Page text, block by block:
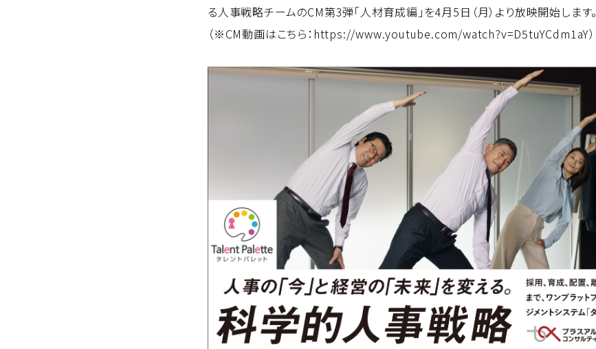
る人事戦略チームのCM第3弾「人材育成編」を4月5日（月）より放映開始します。
（※CM動画はこちら： https://www.youtube.com/watch?v=D5tuYCdm1aY）